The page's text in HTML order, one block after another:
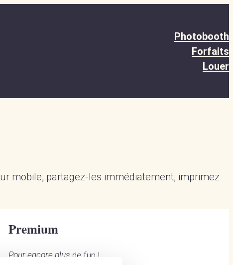
Photobooth
Forfaits
Louer
mobile, partagez-les immédiatement, imprimez
Premium
Pour encore plusde fun !